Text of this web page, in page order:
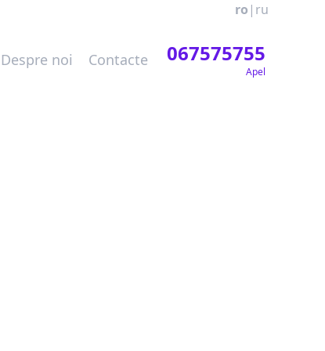
ro | ru
Despre noi Contacte 067575755
Apel